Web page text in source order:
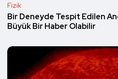
Fizik
Bir Deneyde Tespit Edilen
Büyük Bir Haber Olabilir